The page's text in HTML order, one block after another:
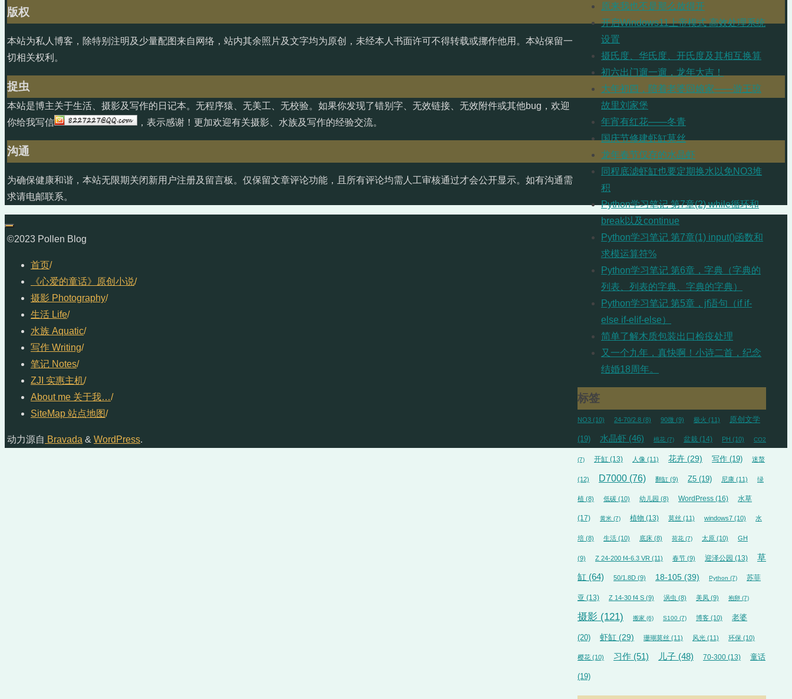
原来我也不是那么放得开
开启Windows11上帝模式 高效处理系统
设置
摄氏度、华氏度、开氏度及其相互换算
初六出门遛一遛，龙年大吉！
大年初四，陪着老婆回娘家——游王琼
故里刘家堡
年宵有红花——冬青
国庆节修建虾缸莫丝
龙年春节仅存的水晶虾
同程底滤虾缸也要定期换水以免NO3堆
积
Python学习笔记 第7章(2) while循环和
break以及continue
Python学习笔记 第7章(1) input()函数和
求模运算符%
Python学习笔记 第6章，字典（字典的
列表、列表的字典、字典的字典）
Python学习笔记 第5章，jf语句（if if-
else if-elif-else）
简单了解木质包装出口检疫处理
又一个九年，真快啊！小诗二首，纪念
结婚18周年。
标签
NO3 (10) 24-70/2.8 (8) 90微 (9) 极火 (11) 原创文学
(19) 水晶虾 (46) 桃花 (7) 盆栽 (14) PH (10) CO2
(7) 开缸 (13) 人像 (11) 花卉 (29) 写作 (19) 迷螯
(12) D7000 (76) 翻缸 (9) Z5 (19) 尼康 (11) 绿
植 (8) 低碳 (10) 幼儿园 (8) WordPress (16) 水草
(17) 黄米 (7) 植物 (13) 莫丝 (11) windows7 (10) 水
培 (8) 生活 (10) 底床 (8) 荷花 (7) 太原 (10) GH
(9) Z 24-200 f4-6.3 VR (11) 春节 (9) 迎泽公园 (13)
草
缸 (64) 50/1.8D (9) 18-105 (39) Python (7) 苏菲
亚 (13) Z 14-30 f4 S (9) 涡虫 (8) 美凤 (9) 抱卵 (7)
摄影 (121) 搬家 (6) S100 (7) 博客 (10) 老婆
(20) 虾缸 (29) 珊瑚莫丝 (11) 风光 (11) 环保 (10)
樱花 (10) 习作 (51) 儿子 (48) 70-300 (13) 童话
(19)
版权
本站为私人博客，除特别注明及少量配图来自网络，站内其余照片及文字均为原创，未经本人书面许可不得转载或挪作他用。本站保留一
切相关权利。
捉虫
本站是博主关于生活、摄影及写作的日记本。无程序猿、无美工、无校验。如果你发现了错别字、无效链接、无效附件或其他bug，欢迎
你给我写信
，表示感谢！更加欢迎有关摄影、水族及写作的经验交流。
沟通
为确保健康和谐，本站无限期关闭新用户注册及留言板。仅保留文章评论功能，且所有评论均需人工审核通过才会公开显示。如有沟通需
求请电邮联系。
©2023 Pollen Blog
首页/
《心爱的童话》原创小说/
摄影 Photography/
生活 Life/
水族 Aquatic/
写作 Writing/
笔记 Notes/
ZJI 实惠主机/
About me 关于我…/
SiteMap 站点地图/
动力源自 Bravada & WordPress.